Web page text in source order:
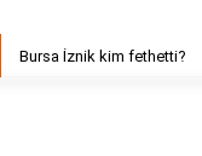
Bursa İznik kim fethetti?